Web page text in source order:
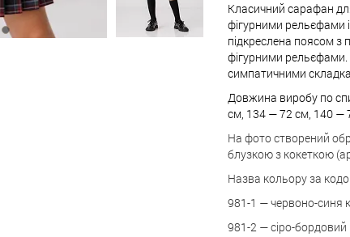
Класичний сарафан
фігурними рельєфами
підкреслена поясом з
фігурними
симпатичними
Довжина виробу по
см, 134 — 72 см, 140 —
На фото створений
блузкою з кокеткою
Назва кольору за
981-1 — червоно-синя
981-2 — сіро-бордовий